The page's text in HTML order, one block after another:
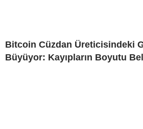
Bitcoin Cüzdan Üreticisindeki
Büyüyor: Kayıpların Boyutu